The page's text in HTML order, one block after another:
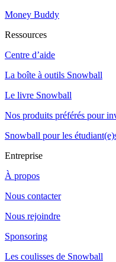
Money Buddy
Ressources
Centre d’aide
La boîte à outils Snowball
Le livre Snowball
Nos produits préférés pour
Snowball pour les
Entreprise
À propos
Nous contacter
Nous rejoindre
Sponsoring
Les coulisses de Snowball